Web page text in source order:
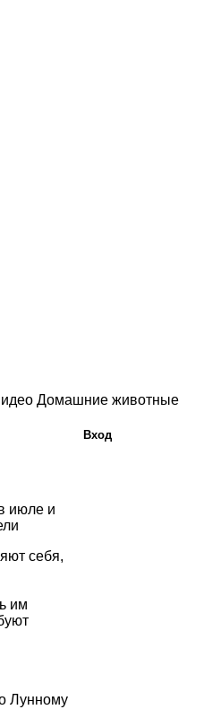
Домашние животные
июле и
себя,
им
Лунному
Вход